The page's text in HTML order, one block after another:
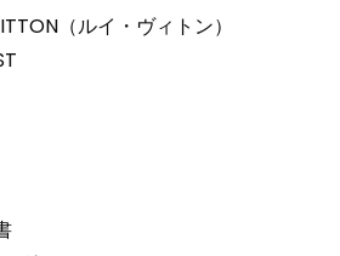
（ルイ・ヴィトン）